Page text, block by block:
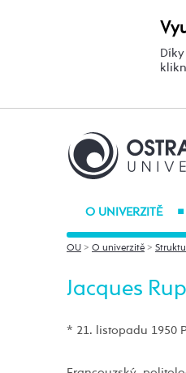
O UNIVERZITĚ ■
OU > O univerzitě >
Jacques
* 21. listopadu 1950